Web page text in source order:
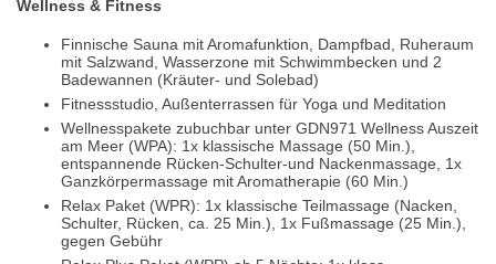
Wellness & Fitness
Finnische Sauna mit Aromafunktion, Dampfbad, Ruheraum
mit Salzwand, Wasserzone mit Schwimmbecken und 2
Badewannen (Kräuter- und Solebad)
Fitnessstudio, Außenterrassen für Yoga und Meditation
Wellnesspakete zubuchbar unter GDN971 Wellness Auszeit
am Meer (WPA): 1x klassische Massage (50 Min.),
entspannende Rücken-Schulter-und Nackenmassage, 1x
Ganzkörpermassage mit Aromatherapie (60 Min.)
Relax Paket (WPR): 1x klassische Teilmassage (Nacken,
Schulter, Rücken, ca. 25 Min.), 1x Fußmassage (25 Min.),
gegen Gebühr